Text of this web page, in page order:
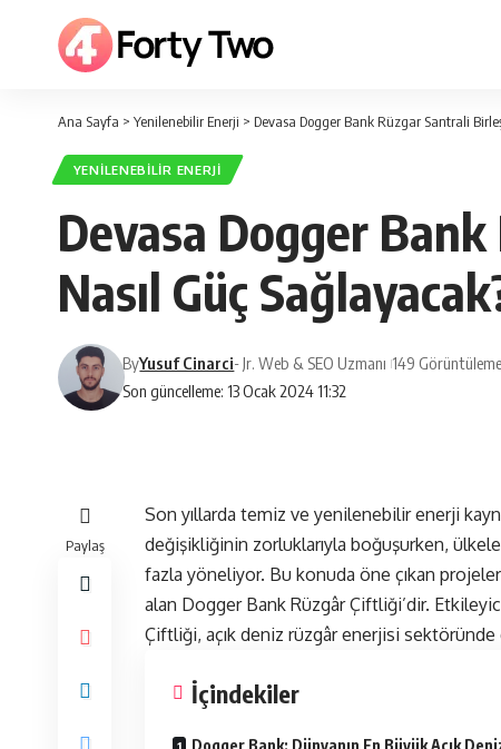
Ana Sayfa > Yenilenebilir Enerji > Devasa Dogger Bank Rüzgar Santrali
YENILENEBILIR ENERJI
Devasa Dogger
Nasıl Güç
Son güncelleme: 13 Ocak 2024 11:32
ByYusuf Cinarci- Jr. Web & SEO Uzmanı 149
Paylaş
Son yıllarda temiz ve yenilenebilir enerji
değişikliğinin zorluklarıyla boğuşurken,
fazla yöneliyor. Bu konuda öne çıkan
alan Dogger Bank Rüzgâr Çiftliği’dir.
Çiftliği, açık deniz rüzgâr enerjisi
İçindekiler
Dogger Bank: Dünyanın En Büyük Açık